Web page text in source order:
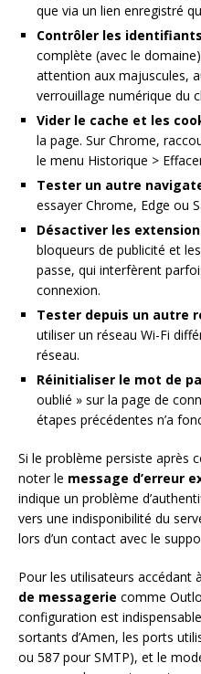
que via un lien enregistré
Contrôler les identifiants
complète (avec le
attention aux majuscules,
verrouillage numérique du
Vider le cache et les
la page. Sur Chrome,
le menu Historique >
Tester un autre
essayer Chrome, Edge ou
Désactiver les
bloqueurs de publicité et
passe, qui interfèrent
connexion.
Tester depuis un autre
utiliser un réseau Wi-Fi
réseau.
Réinitialiser le mot de
oublié » sur la page de
étapes précédentes n’a
Si le problème persiste après
noter le message d’erreur
indique un problème
vers une indisponibilité du
lors d’un contact avec le
Pour les utilisateurs accédant
de messagerie comme
configuration est
sortants d’Amen, les ports
ou 587 pour SMTP), et le